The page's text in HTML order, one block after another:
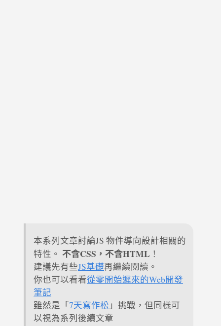
本系列文章討論JS 物件導向設計相關的
特性。 不含CSS，不含HTML ！
建議先有些JS基礎再繼續閱讀。
你也可以看看從零開始遲來的Web開發
筆記
雖然是「7天寫作松 」挑戰，但同樣可
以視為系列後續文章